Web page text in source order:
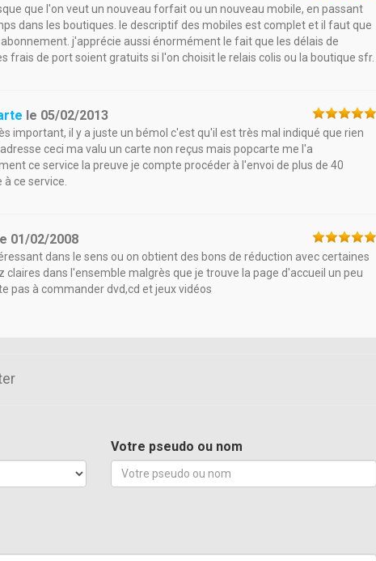
que l'on veut un nouveau forfait ou un nouveau mobile, en passant
dans les boutiques. le descriptif des mobiles est complet et il faut que
j'apprécie aussi énormément le fait que les délais de
frais de port soient gratuits si l'on choisit le relais colis ou la boutique sfr.
le 05/02/2013
important, il y a juste un bémol c'est qu'il est très mal indiqué que rien
ceci ma valu un carte non reçus mais popcarte me l'a
ce service la preuve je compte procéder à l'envoi de plus de 40
ce service.
01/02/2008
dans le sens ou on obtient des bons de réduction avec certaines
dans l'ensemble malgrès que je trouve la page d'accueil un peu
pas à commander dvd,cd et jeux vidéos
Votre pseudo ou nom